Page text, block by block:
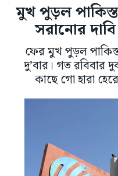
মুখ পুড়ল
সরানোর
ফের মুখ পুড়ল
দু’বার। গত রবিবার
কাছে গো হারা